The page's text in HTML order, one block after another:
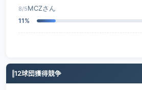
8/5MCZさん
11%
12球団獲得競争